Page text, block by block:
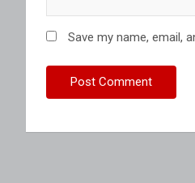
Save my name, email,